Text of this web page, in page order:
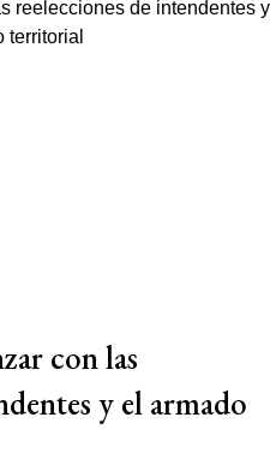
con las
y el armado